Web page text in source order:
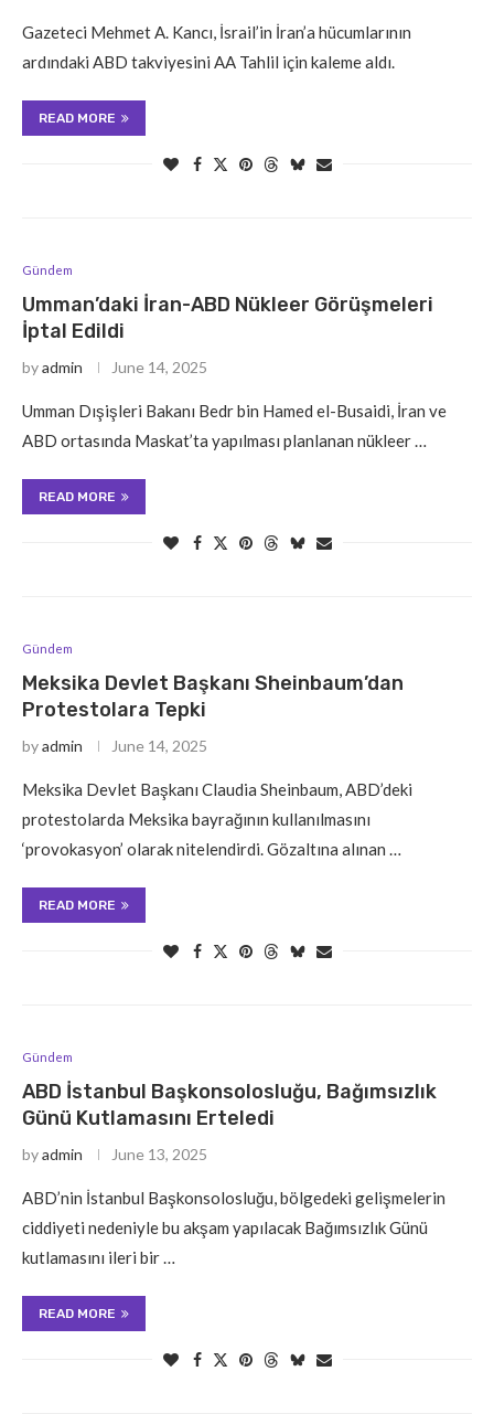
Gazeteci Mehmet A. Kancı, İsrail’in İran’a hücumlarının
ardındaki ABD takviyesini AA Tahlil için kaleme aldı.
READ MORE
Gündem
Umman’daki İran-ABD Nükleer Görüşmeleri
İptal Edildi
byadmin June 14, 2025
Umman Dışişleri Bakanı Bedr bin Hamed el-Busaidi, İran ve
ABD ortasında Maskat’ta yapılması planlanan nükleer …
READ MORE
Gündem
Meksika Devlet Başkanı Sheinbaum’dan
Protestolara Tepki
byadmin June 14, 2025
Meksika Devlet Başkanı Claudia Sheinbaum, ABD’deki
protestolarda Meksika bayrağının kullanılmasını
‘provokasyon’ olarak nitelendirdi. Gözaltına alınan …
READ MORE
Gündem
ABD İstanbul Başkonsolosluğu, Bağımsızlık
Günü Kutlamasını Erteledi
byadmin June 13, 2025
ABD’nin İstanbul Başkonsolosluğu, bölgedeki gelişmelerin
ciddiyeti nedeniyle bu akşam yapılacak Bağımsızlık Günü
kutlamasını ileri bir …
READ MORE